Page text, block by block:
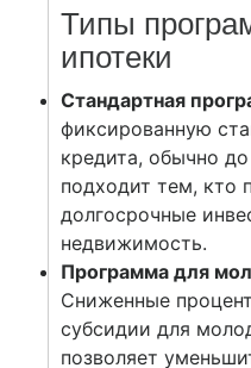
Типы
ипотеки
Стандартная
фиксированную
кредита, обычно
подходит тем, кто
долгосрочные
недвижимость.
Программа для
Сниженные
субсидии для
позволяет